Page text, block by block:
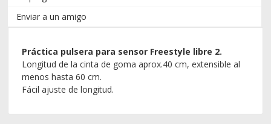
Enviar a un amigo
Práctica pulsera para sensor Freestyle libre 2.
Longitud de la cinta de goma aprox.40 cm, extensible al
menos hasta 60 cm.
Fácil ajuste de longitud.